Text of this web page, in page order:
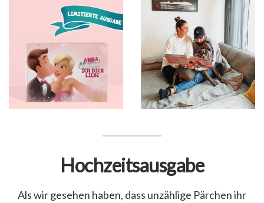
Hochzeitsausgabe
Als wir gesehen haben, dass unzählige Pärchen ihr